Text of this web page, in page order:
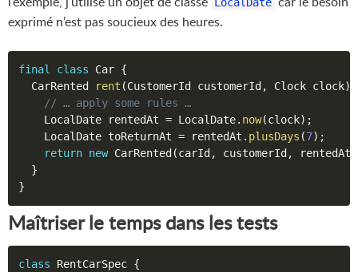
exprimé n’est pas soucieux des heures.
final class Car {
  CarRented
rent (CustomerId customerId , Clock clock)
// … apply some rules …
    LocalDate rentedAt
= LocalDate. now(clock) ;
    LocalDate toReturnAt
= rentedAt . plusDays (7) ;
return new CarRented (carId , customerId , rentedAt
}
}
Maîtriser le temps dans les tests
class RentCarSpec {